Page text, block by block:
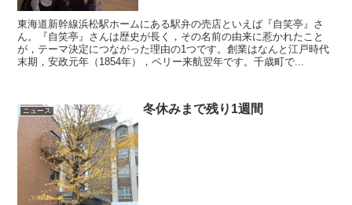
東海道新幹線浜松駅ホームにある駅弁の売店といえば『自笑亭』さ
ん。『自笑亭』さんは歴史が長く，その名前の由来に惹かれたこと
が，テーマ決定につながった理由の1つです。創業はなんと江戸時代
末期，安政元年（1854年），ペリー来航翌年です。千歳町で...
ニュース 冬休みまで残り1週間